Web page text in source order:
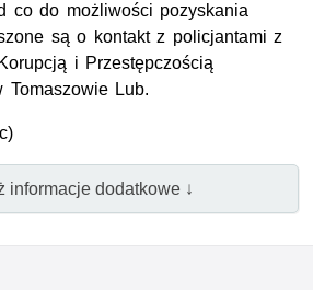
co do możliwości pozyskania
są o kontakt z policjantami z
i Przestępczością
Tomaszowie Lub.
informacje dodatkowe ↓